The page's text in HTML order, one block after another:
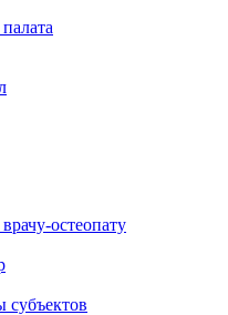
остеопату
субъектов